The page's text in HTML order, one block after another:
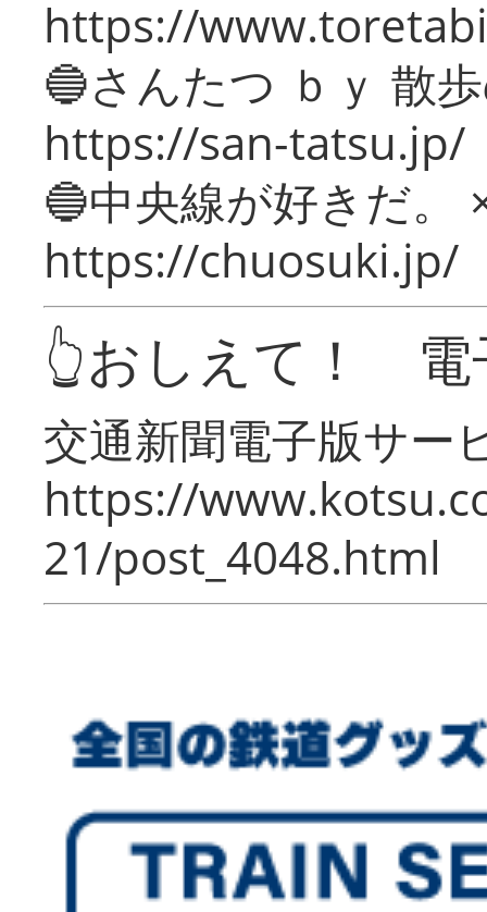
https://
🔵さんたつ ｂｙ 散
https://san-tatsu.jp/
🔵中央線が好きだ。
https://chuosuki.jp/
👆おしえて！ 電
交通新聞電子版サー
https://
21/post_4048.html